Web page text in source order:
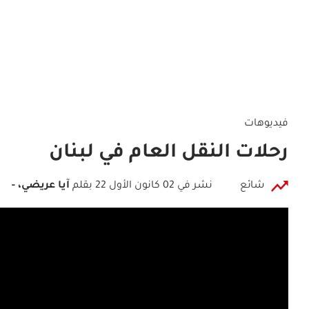
فيديوهات
رحلات النقل العام في لبنان
شائع نشر في 02 كانون الأول 22 بقلم آيا عريضي، -